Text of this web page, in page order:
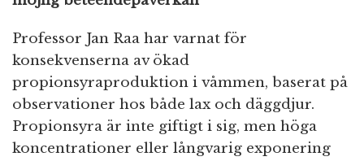
Professor Jan Raa har varnat för
konsekvenserna av ökad
propionsyraproduktion i våmmen, baserat på
observationer hos både lax och däggdjur.
Propionsyra är inte giftigt i sig, men höga
koncentrationer eller långvarig exponering